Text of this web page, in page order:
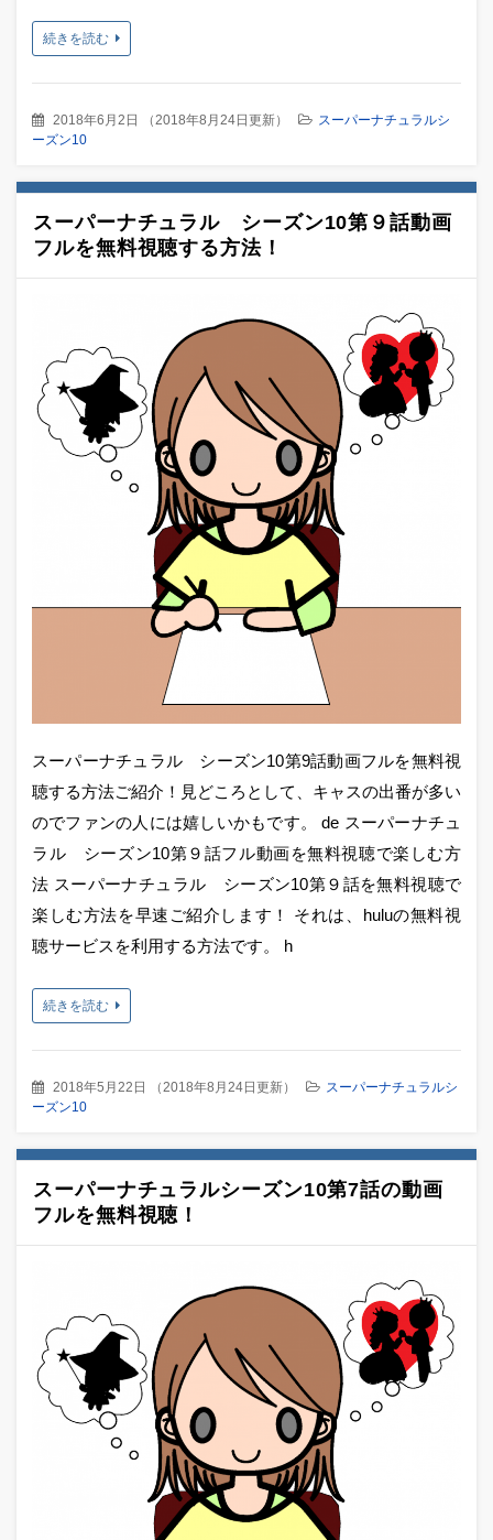
続きを読む
2018年6月2日 （2018年8月24日更新）
スーパーナチュラルシ
ーズン10
スーパーナチュラル シーズン10第９話動画
フルを無料視聴する方法！
スーパーナチュラル シーズン10第9話動画フルを無料視
聴する方法ご紹介！見どころとして、キャスの出番が多い
のでファンの人には嬉しいかもです。 de スーパーナチュ
ラル シーズン10第９話フル動画を無料視聴で楽しむ方
法 スーパーナチュラル シーズン10第９話を無料視聴で
楽しむ方法を早速ご紹介します！ それは、huluの無料視
聴サービスを利用する方法です。 h
続きを読む
2018年5月22日 （2018年8月24日更新）
スーパーナチュラルシ
ーズン10
スーパーナチュラルシーズン10第7話の動画
フルを無料視聴！